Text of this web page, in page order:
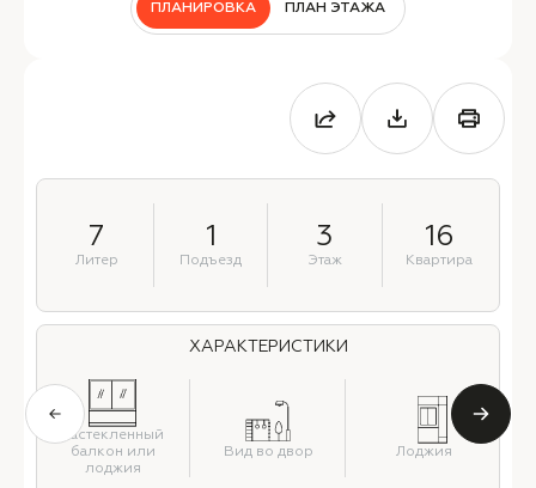
ПЛАНИРОВКА ПЛАН ЭТАЖА
7
Литер
1
Подъезд
3
Этаж
16
Квартира
ХАРАКТЕРИСТИКИ
Застекленный
балкон или
лоджия
Вид во двор Лоджия